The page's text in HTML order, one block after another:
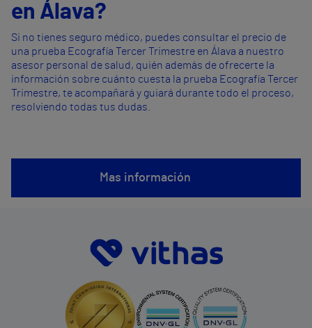
en Álava?
Si no tienes seguro médico, puedes consultar el precio de
una prueba Ecografía Tercer Trimestre en Álava a nuestro
asesor personal de salud, quién además de ofrecerte la
información sobre cuánto cuesta la prueba Ecografía Tercer
Trimestre, te acompañará y guiará durante todo el proceso,
resolviendo todas tus dudas.
Mas información